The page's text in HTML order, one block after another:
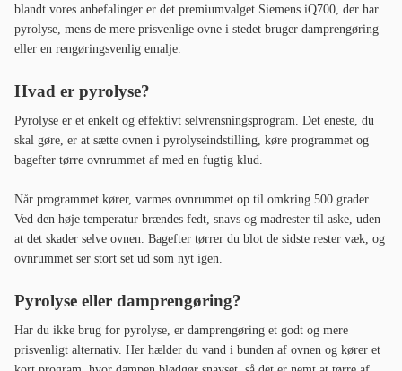
blandt vores anbefalinger er det premiumvalget Siemens iQ700, der har
pyrolyse, mens de mere prisvenlige ovne i stedet bruger damprengøring
eller en rengøringsvenlig emalje.
Hvad er pyrolyse?
Pyrolyse er et enkelt og effektivt selvrensningsprogram. Det eneste, du
skal gøre, er at sætte ovnen i pyrolyseindstilling, køre programmet og
bagefter tørre ovnrummet af med en fugtig klud.
Når programmet kører, varmes ovnrummet op til omkring 500 grader.
Ved den høje temperatur brændes fedt, snavs og madrester til aske, uden
at det skader selve ovnen. Bagefter tørrer du blot de sidste rester væk, og
ovnrummet ser stort set ud som nyt igen.
Pyrolyse eller damprengøring?
Har du ikke brug for pyrolyse, er damprengøring et godt og mere
prisvenligt alternativ. Her hælder du vand i bunden af ovnen og kører et